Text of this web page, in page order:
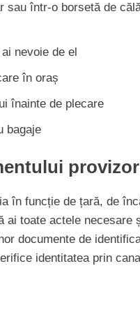
sau într-o borsetă de
nevoie de el
în oraș
înainte de plecare
bagaje
în funcție de țară, de
ai toate actele necesare
documente de
identitatea prin